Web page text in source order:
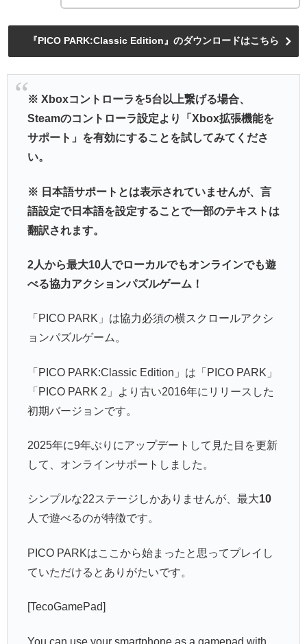
『PICO PARK:Classic Edition』のダウンロードはこちら
※ Xboxコントローラを5台以上繋げる場合、
Steamのコントローラ設定より「Xbox拡張機能を
サポート」を有効にすることを試してみてくださ
い。
※ 日本語サポートとは表示されていませんが、言
語設定で日本語を設定することで一部のテキストは
翻訳されます。
2人から最大10人でローカルでもオンラインでも遊
べる協力アクションパズルゲーム！
「PICO PARK」は協力必須の横スクロールアクシ
ョンパズルゲーム。
「PICO PARK:Classic Edition」は「PICO PARK」
「PICO PARK 2」より古い2016年にリリースした
初期バージョンです。
2025年に9年ぶりにアップデートして見た目を更新
して、オンラインサポートしました。
シンプルな22ステージしかありませんが、最大10
人で遊べるのが特徴です。
PICO PARKはここから始まったと思ってプレイし
ていただけるとありがたいです。
[TecoGamePad]
You can use your smartphone as a gamepad with